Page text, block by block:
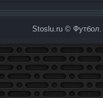
Stoslu.ru © Футбол.